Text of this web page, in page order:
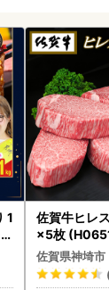
佐賀牛ヒレ
×5枚
佐賀県神埼市